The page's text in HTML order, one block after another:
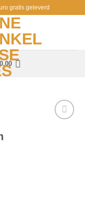
gratis geleverd
0,00